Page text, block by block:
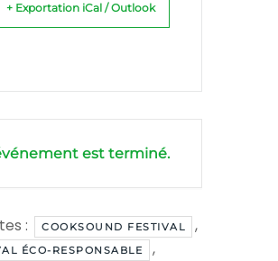
+ Exportation iCal / Outlook
est terminé.
: COOKSOUND FESTIVAL ,
ÉCO-RESPONSABLE ,